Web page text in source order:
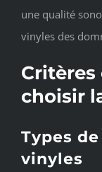
une qualité
vinyles des
choisir
Types
vinyles